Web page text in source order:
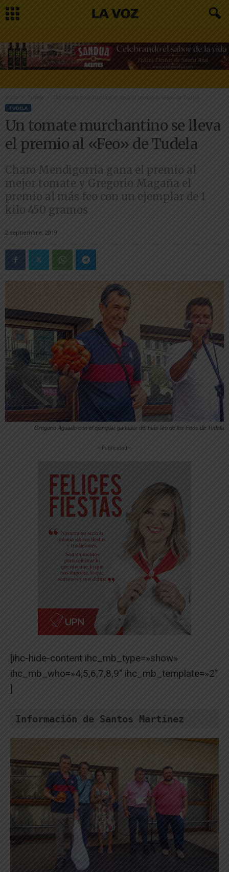
Inicio Tudela Un tomate murchantino se lleva el premio al «Feo» de Tudela
TUDELA
Un tomate murchantino se lleva
el premio al «Feo» de Tudela
Charo Mendigorria gana el premio al
mejor tomate y Gregorio Magaña el
premio al más feo con un ejemplar de 1
kilo 450 gramos
2 septiembre, 2019
Gregorio Aguado con el ejemplar ganador del más feo de los Feos de Tudela
-- Publicidad --
[ihc-hide-content ihc_mb_type=»show»
ihc_mb_who=»4,5,6,7,8,9″ ihc_mb_template=»2″
]
Información de Santos Martínez